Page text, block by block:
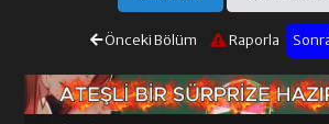
Önceki Bölüm Raporla